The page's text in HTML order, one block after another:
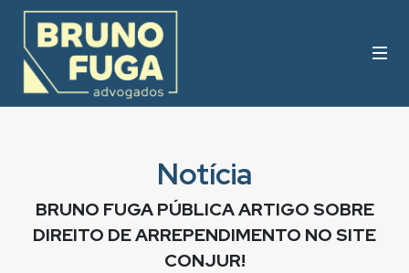
Notícia
BRUNO FUGA PÚBLICA ARTIGO SOBRE
DIREITO DE ARREPENDIMENTO NO SITE
CONJUR!